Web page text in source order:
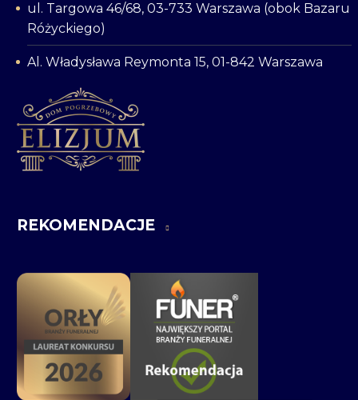
ul. Targowa 46/68, 03-733 Warszawa (obok Bazaru
Różyckiego)
Al. Władysława Reymonta 15, 01-842 Warszawa
REKOMENDACJE